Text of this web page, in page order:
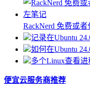
RackNerd 免费或
记录在Ubuntu
如何在Ubuntu
多个Linux查看
便宜云服务商推荐